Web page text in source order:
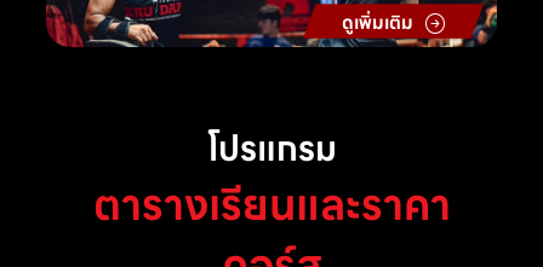
ดูเพิ่มเติม
โปรแกรม
ตารางเรียนและราคา